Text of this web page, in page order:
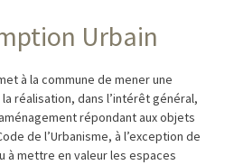
Urbain
à la commune de mener une
réalisation, dans l’intérêt général,
répondant aux objets
de l’Urbanisme, à l’exception de
à mettre en valeur les espaces